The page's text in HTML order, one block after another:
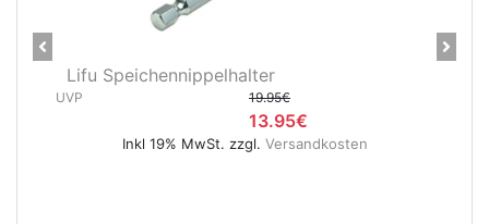
Speichennippelhalter
Inkl 19% MwSt. zzgl.Versandkosten
Previous Next